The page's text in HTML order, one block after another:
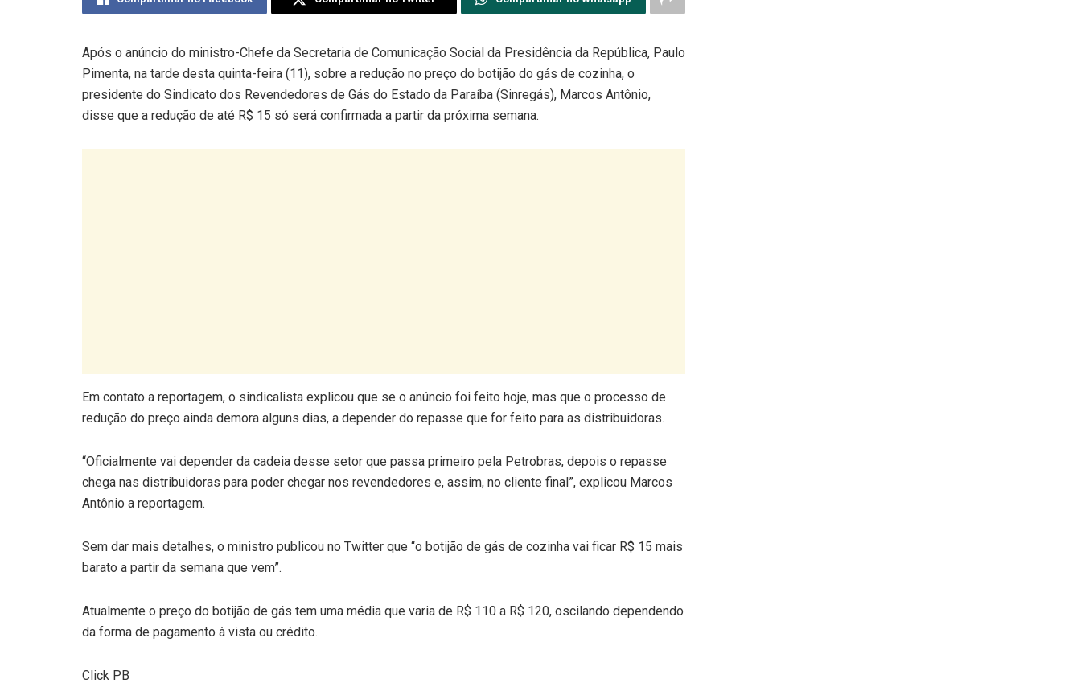
Após o anúncio do ministro-Chefe da Secretaria de Comunicação Social da Presidência da República, Paulo
Pimenta, na tarde desta quinta-feira (11), sobre a redução no preço do botijão do gás de cozinha, o
presidente do Sindicato dos Revendedores de Gás do Estado da Paraíba (Sinregás), Marcos Antônio,
disse que a redução de até R$ 15 só será confirmada a partir da próxima semana.
Em contato a reportagem, o sindicalista explicou que se o anúncio foi feito hoje, mas que o processo de
redução do preço ainda demora alguns dias, a depender do repasse que for feito para as distribuidoras.
“Oficialmente vai depender da cadeia desse setor que passa primeiro pela Petrobras, depois o repasse
chega nas distribuidoras para poder chegar nos revendedores e, assim, no cliente final”, explicou Marcos
Antônio a reportagem.
Sem dar mais detalhes, o ministro publicou no Twitter que “o botijão de gás de cozinha vai ficar R$ 15 mais
barato a partir da semana que vem”.
Atualmente o preço do botijão de gás tem uma média que varia de R$ 110 a R$ 120, oscilando dependendo
da forma de pagamento à vista ou crédito.
Click PB